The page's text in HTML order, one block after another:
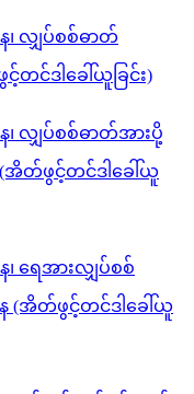
၊ လျှပ်စစ်ဓာတ်
င်ဒါခေါ်ယူခြင်း)
၊ လျှပ်စစ်ဓာတ်အားပို့
အိတ်ဖွင့်တင်ဒါခေါ်ယူ
၊ ရေအားလျှပ်စစ်
(အိတ်ဖွင့်တင်ဒါခေါ်ယူ